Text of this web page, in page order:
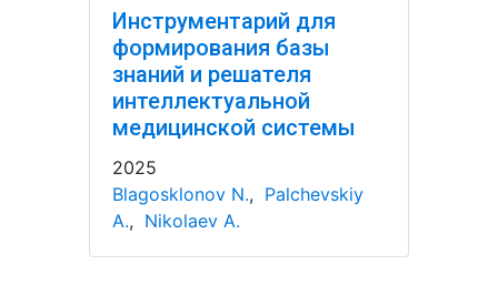
Инструментарий для
формирования базы
знаний и решателя
интеллектуальной
медицинской системы
2025
Blagosklonov N., Palchevskiy
A., Nikolaev A.